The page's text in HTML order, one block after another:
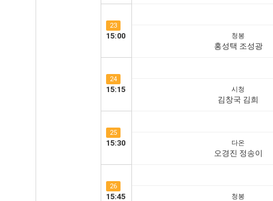
23
15:00 청봉
홍성택 조성광
24
15:15 시청
김창국 김희
25
15:30 다온
오경진 정송이
26
15:45 청봉